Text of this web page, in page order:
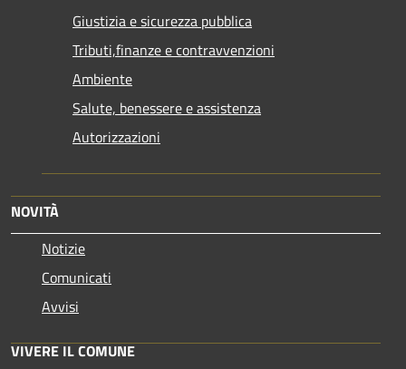
Giustizia e sicurezza pubblica
Tributi,finanze e contravvenzioni
Ambiente
Salute, benessere e assistenza
Autorizzazioni
NOVITÀ
Notizie
Comunicati
Avvisi
VIVERE IL COMUNE